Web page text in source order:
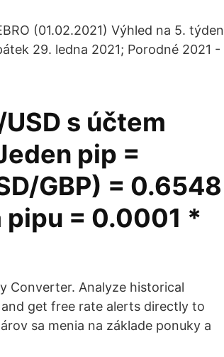
(01.02.2021) Výhled na 5. týden
29. ledna 2021; Porodné 2021 -
s účtem
pip =
GBP) = 0.6548
pipu = 0.0001 *
Converter. Analyze historical
get free rate alerts directly to
sa menia na základe ponuky a